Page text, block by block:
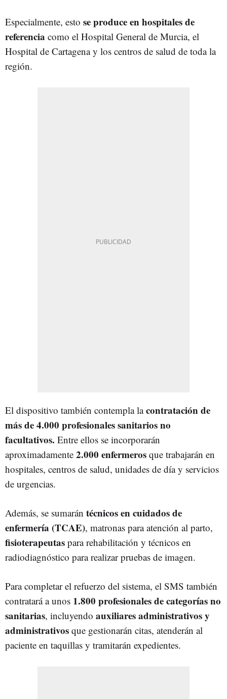
Especialmente, esto se produce en hospitales de
referencia como el Hospital General de Murcia, el
Hospital de Cartagena y los centros de salud de toda la
región.
El dispositivo también contempla lacontratación de
más de 4.000 profesionales sanitarios no
facultativos. Entre ellos se incorporarán
aproximadamente 2.000 enfermeros que trabajarán en
hospitales, centros de salud, unidades de día y servicios
de urgencias.
Además, se sumarán técnicos en cuidados de
enfermería (TCAE), matronas para atención al parto,
fisioterapeutas para rehabilitación y técnicos en
radiodiagnóstico para realizar pruebas de imagen.
Para completar el refuerzo del sistema, el SMS también
contratará a unos 1.800 profesionales de categorías no
sanitarias, incluyendo auxiliares administrativos y
administrativos que gestionarán citas, atenderán al
paciente en taquillas y tramitarán expedientes.